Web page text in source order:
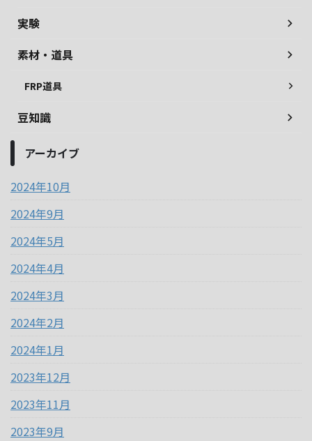
実験
素材・道具
FRP道具
豆知識
アーカイブ
2024年10月
2024年9月
2024年5月
2024年4月
2024年3月
2024年2月
2024年1月
2023年12月
2023年11月
2023年9月